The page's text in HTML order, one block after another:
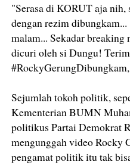
"Serasa di KORUT aja nih,
dengan rezim
malam... Sekadar breaking
dicuri oleh si Dungu!
Sejumlah tokoh politik,
Kementerian BUMN
politikus Partai Demokrat
mengunggah video Rocky
pengamat politik itu tak